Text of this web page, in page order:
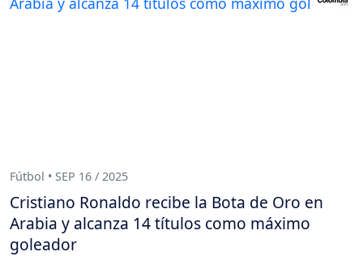
Fútbol • SEP 16 / 2025
Cristiano Ronaldo recibe la Bota de Oro en
Arabia y alcanza 14 títulos como máximo
goleador